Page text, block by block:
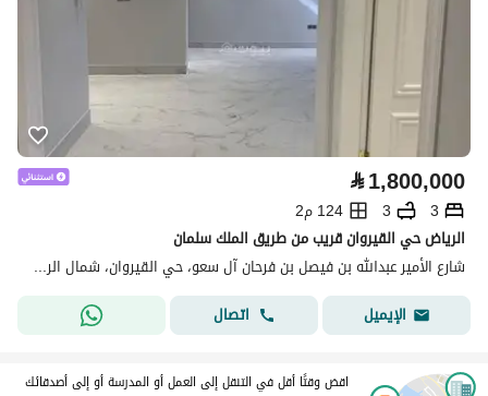
⃁1,800,000
3
3
124 م2
الرياض حي القيروان قريب من طريق الملك سلمان
شارع الأمير عبدالله بن فيصل بن فرحان آل سعو، حي القيروان، شمال الرياض، الرياض
الإيميل
اتصال
اقض وقتًا أقل في التنقل إلى العمل أو المدرسة أو إلى أصدقائك